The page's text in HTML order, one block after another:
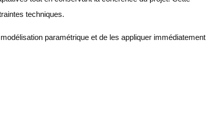
techniques.
paramétrique et de les appliquer immédiatement